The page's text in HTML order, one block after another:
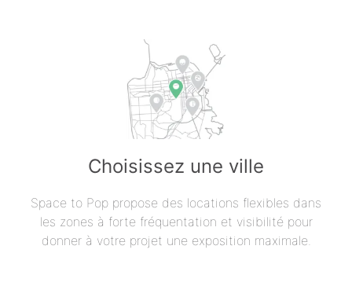
Choisissez une ville
Space to Pop propose des locations flexibles dans
les zones à forte fréquentation et visibilité pour
donner à votre projet une exposition maximale.